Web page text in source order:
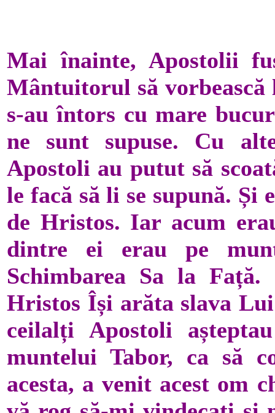
Mai înainte, Apostolii
Mântuitorul să
s-au întors cu mare
ne sunt supuse. Cu
Apostoli au putut să
le facă să li se supună.
de Hristos. Iar acum
dintre ei erau pe
Schimbarea Sa la
Hristos Își arăta slava
ceilalți Apostoli
muntelui Tabor, ca să
acesta, a venit acest om